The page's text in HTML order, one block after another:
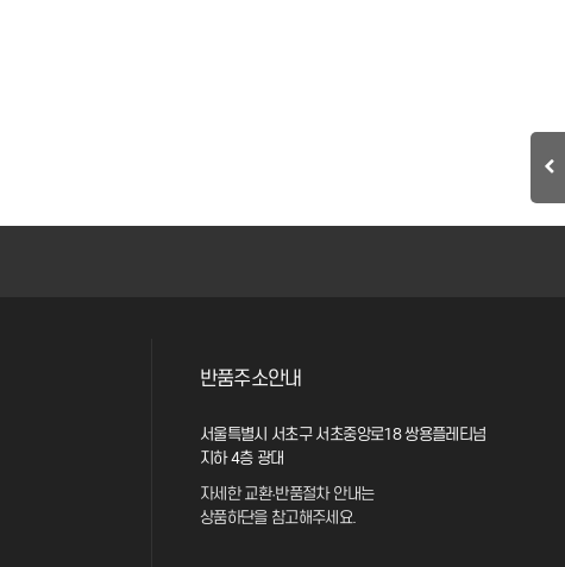
반품주소안내
서울특별시 서초구 서초중앙로18 쌍용플레티넘
지하 4층 광대
자세한 교환·반품절차 안내는
상품하단을 참고해주세요.